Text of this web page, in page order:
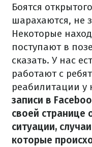
Боятся
шарахаются, не
Некоторые
поступают в
сказать. У нас
работают с
реабилитации у
записи в
своей странице
ситуации,
которые